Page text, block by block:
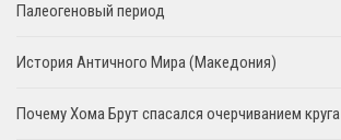
Палеогеновый период
История Античного Мира (Македония)
Почему Хома Брут спасался очерчиванием круга